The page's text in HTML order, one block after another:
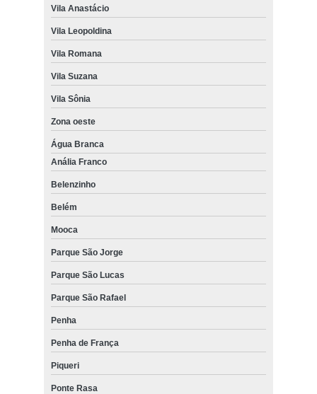
Vila Anastácio
Vila Leopoldina
Vila Romana
Vila Suzana
Vila Sônia
Zona oeste
Água Branca
Anália Franco
Belenzinho
Belém
Mooca
Parque São Jorge
Parque São Lucas
Parque São Rafael
Penha
Penha de França
Piqueri
Ponte Rasa